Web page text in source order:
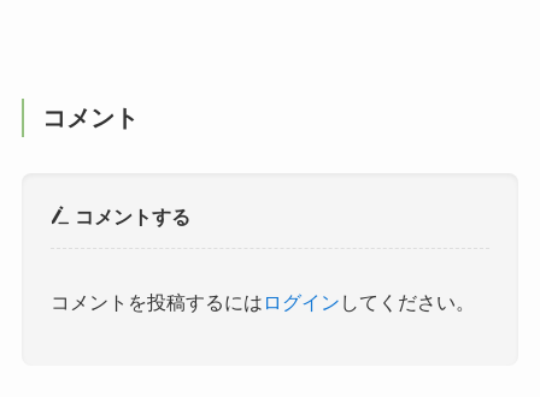
コメント
コメントする
コメントを投稿するには ログイン してください。